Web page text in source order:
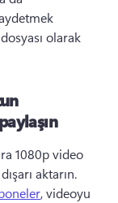
olarak
1080p video
, videoyu